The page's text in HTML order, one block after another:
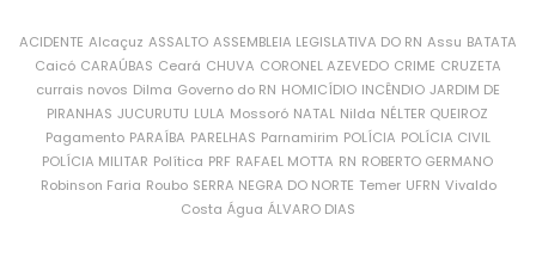
ACIDENTE Alcaçuz ASSALTO ASSEMBLEIA LEGISLATIVA DO RN Assu BATATA
Caicó CARAÚBAS Ceará CHUVA CORONEL AZEVEDO CRIME CRUZETA
currais novos Dilma Governo do RN HOMICÍDIO INCÊNDIO JARDIM DE
PIRANHAS JUCURUTU LULA Mossoró NATAL Nilda NÉLTER QUEIROZ
Pagamento PARAÍBA PARELHAS Parnamirim POLÍCIA POLÍCIA CIVIL
POLÍCIA MILITAR Política PRF RAFAEL MOTTA RN ROBERTO GERMANO
Robinson Faria Roubo SERRA NEGRA DO NORTE Temer UFRN Vivaldo
Costa Água ÁLVARO DIAS